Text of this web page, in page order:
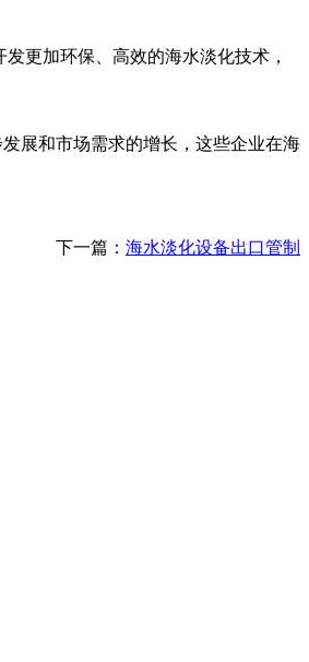
更加环保、高效的海水淡化技术，
展和市场需求的增长，这些企业在海
下一篇： 海水淡化设备出口管制